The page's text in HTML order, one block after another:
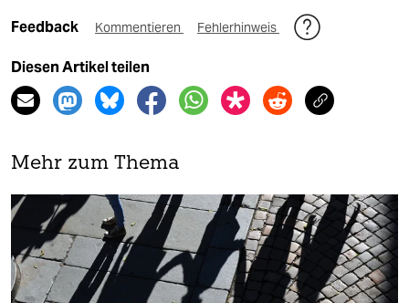
Feedback Kommentieren Fehlerhinweis
Diesen Artikel teilen
Mehr zum Thema